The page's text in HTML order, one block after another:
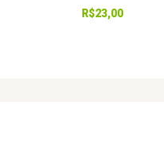
R$23,00